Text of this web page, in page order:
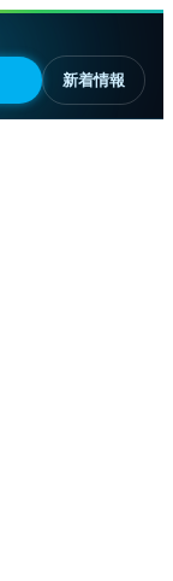
新着情報